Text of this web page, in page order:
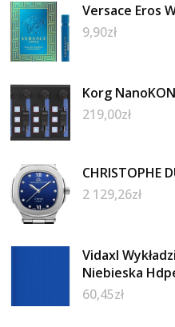
Versace Eros
9,90zł
Korg
219,00zł
CHRISTOPHE
2 129,26zł
Vidaxl
Niebieska
60,45zł